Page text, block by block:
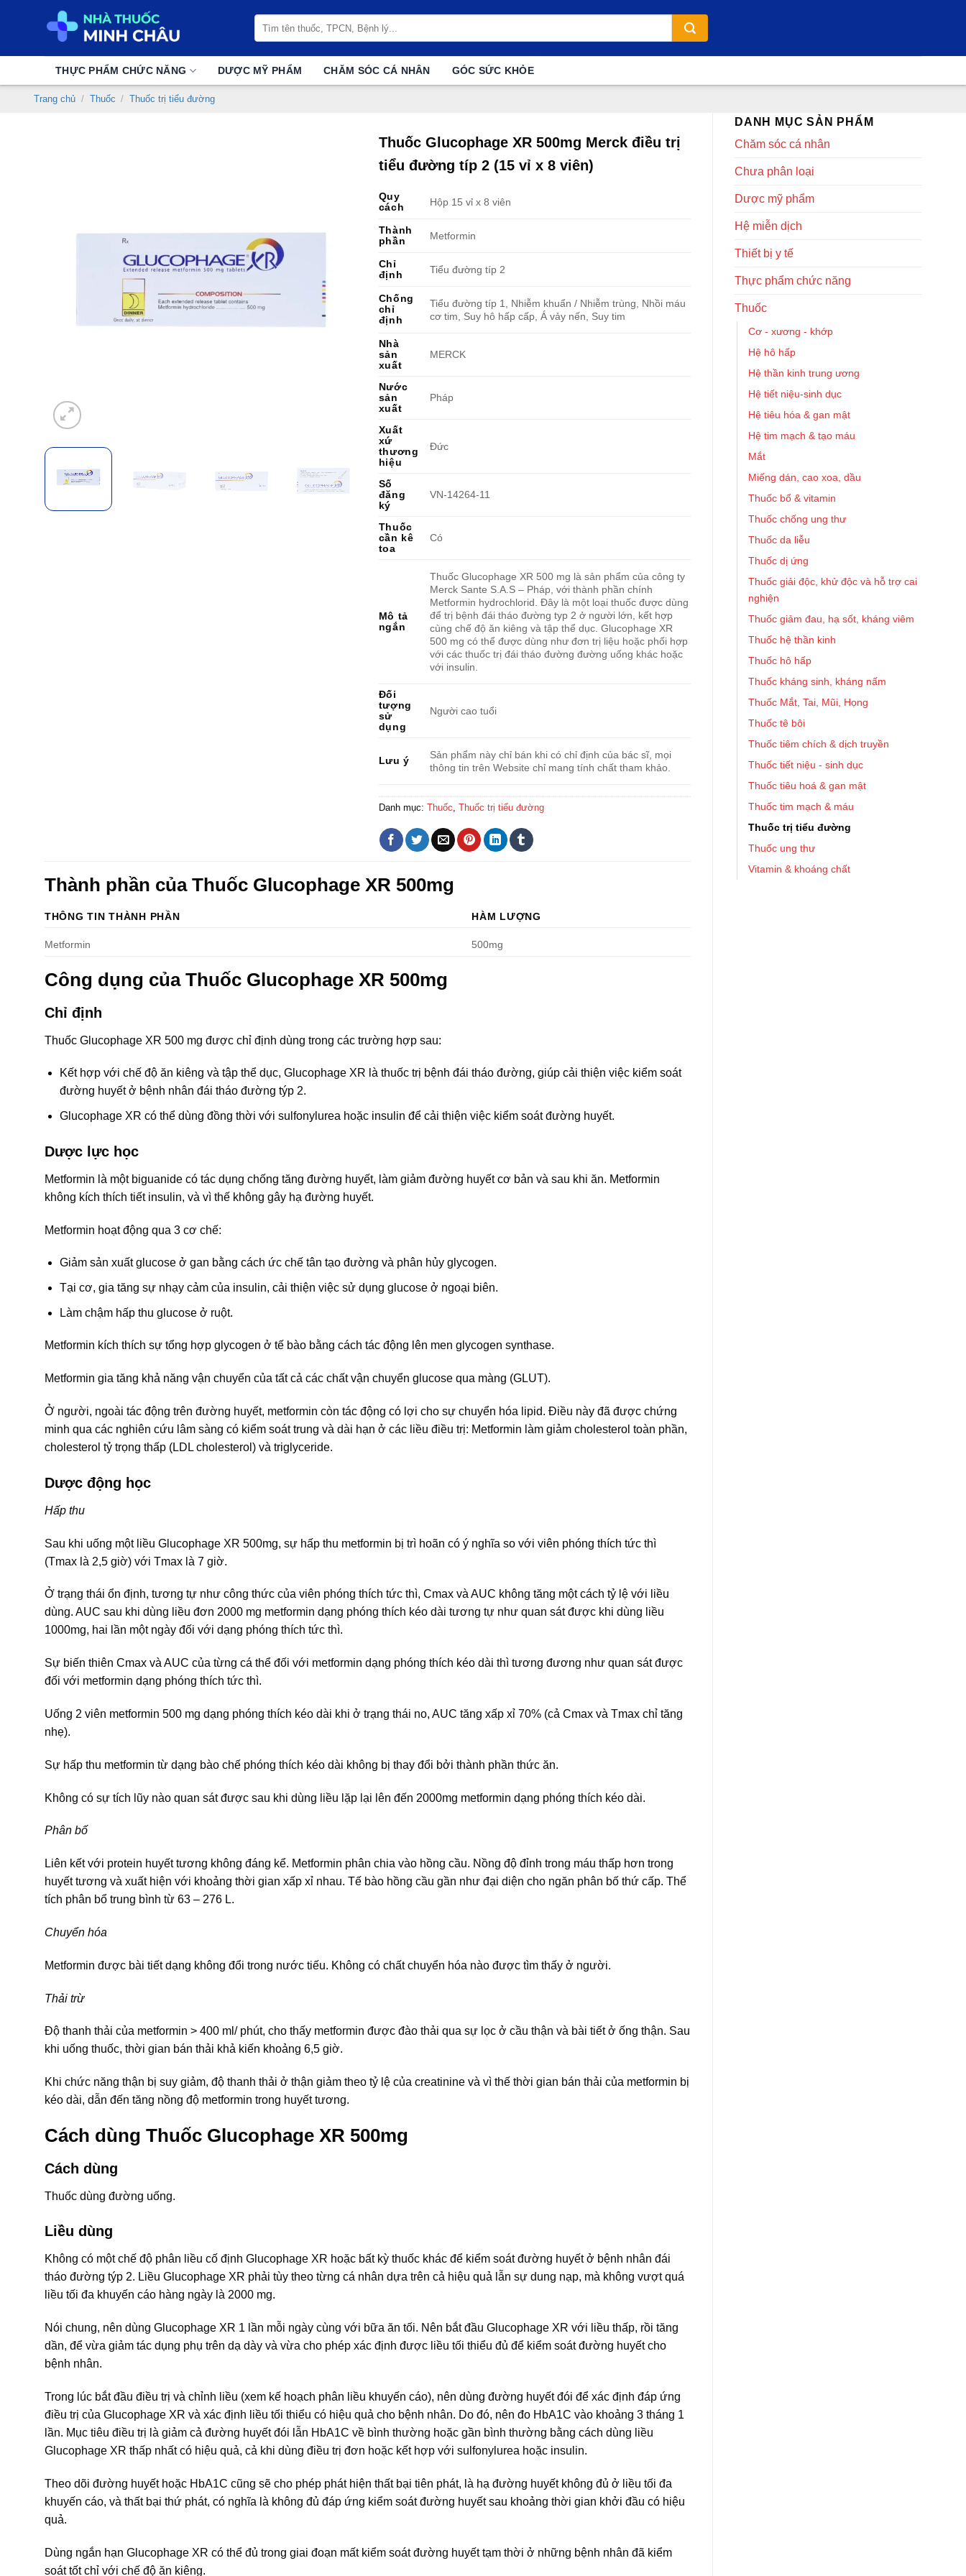
kiếm:
THỰC PHẨM CHỨC NĂNG DƯỢC MỸ PHẨM CHĂM SÓC CÁ NHÂN GÓC SỨC KHỎE
Trang chủ / Thuốc / Thuốc trị tiểu đường
DANH MỤC SẢN PHẨM
Chăm sóc cá nhân
Chưa phân loại
Dược mỹ phẩm
Hệ miễn dịch
Thiết bị y tế
Thực phẩm chức năng
Thuốc
Cơ - xương - khớp
Hệ hô hấp
Hệ thần kinh trung ương
Hệ tiết niệu-sinh dục
Hệ tiêu hóa & gan mật
Hệ tim mạch & tạo máu
Mắt
Miếng dán, cao xoa, dầu
Thuốc bổ & vitamin
Thuốc chống ung thư
Thuốc da liễu
Thuốc dị ứng
Thuốc giải độc, khử độc và hỗ trợ cai
nghiện
Thuốc giảm đau, hạ sốt, kháng viêm
Thuốc hệ thần kinh
Thuốc hô hấp
Thuốc kháng sinh, kháng nấm
Thuốc Mắt, Tai, Mũi, Họng
Thuốc tê bôi
Thuốc tiêm chích & dịch truyền
Thuốc tiết niệu - sinh dục
Thuốc tiêu hoá & gan mật
Thuốc tim mạch & máu
Thuốc trị tiểu đường
Thuốc ung thư
Vitamin & khoáng chất
Thuốc Glucophage XR 500mg Merck điều trị
tiểu đường típ 2 (15 vỉ x 8 viên)
Quy
cách
Hộp 15 vỉ x 8 viên
Thành
phần
Metformin
Chỉ
định
Tiểu đường típ 2
Chống
chỉ
định
Tiểu đường típ 1, Nhiễm khuẩn / Nhiễm trùng, Nhồi máu
cơ tim, Suy hô hấp cấp, Á vảy nến, Suy tim
Nhà
sản
xuất
MERCK
Nước
sản
xuất
Pháp
Xuất
xứ
thương
hiệu
Đức
Số
đăng
ký
VN-14264-11
Thuốc
cần kê
toa
Có
Mô tả
ngắn
Thuốc Glucophage XR 500 mg là sản phẩm của công ty
Merck Sante S.A.S – Pháp, với thành phần chính
Metformin hydrochlorid. Đây là một loại thuốc được dùng
để trị bệnh đái tháo đường typ 2 ở người lớn, kết hợp
cùng chế độ ăn kiêng và tập thể dục. Glucophage XR
500 mg có thể được dùng như đơn trị liệu hoặc phối hợp
với các thuốc trị đái tháo đường đường uống khác hoặc
với insulin.
Đối
tượng
sử
dụng
Người cao tuổi
Lưu ý
Sản phẩm này chỉ bán khi có chỉ định của bác sĩ, mọi
thông tin trên Website chỉ mang tính chất tham khảo.
Danh mục: Thuốc, Thuốc trị tiểu đường
Thành phần của Thuốc Glucophage XR 500mg
THÔNG TIN THÀNH PHẦN HÀM LƯỢNG
Metformin 500mg
Công dụng của Thuốc Glucophage XR 500mg
Chỉ định
Thuốc Glucophage XR 500 mg được chỉ định dùng trong các trường hợp sau:
Kết hợp với chế độ ăn kiêng và tập thể dục, Glucophage XR là thuốc trị bệnh đái tháo đường, giúp cải thiện việc kiểm soát
đường huyết ở bệnh nhân đái tháo đường týp 2.
Glucophage XR có thể dùng đồng thời với sulfonylurea hoặc insulin để cải thiện việc kiểm soát đường huyết.
Dược lực học
Metformin là một biguanide có tác dụng chống tăng đường huyết, làm giảm đường huyết cơ bản và sau khi ăn. Metformin
không kích thích tiết insulin, và vì thế không gây hạ đường huyết.
Metformin hoạt động qua 3 cơ chế:
Giảm sản xuất glucose ở gan bằng cách ức chế tân tạo đường và phân hủy glycogen.
Tại cơ, gia tăng sự nhạy cảm của insulin, cải thiện việc sử dụng glucose ở ngoại biên.
Làm chậm hấp thu glucose ở ruột.
Metformin kích thích sự tổng hợp glycogen ở tế bào bằng cách tác động lên men glycogen synthase.
Metformin gia tăng khả năng vận chuyển của tất cả các chất vận chuyển glucose qua màng (GLUT).
Ở người, ngoài tác động trên đường huyết, metformin còn tác động có lợi cho sự chuyển hóa lipid. Điều này đã được chứng
minh qua các nghiên cứu lâm sàng có kiểm soát trung và dài hạn ở các liều điều trị: Metformin làm giảm cholesterol toàn phần,
cholesterol tỷ trọng thấp (LDL cholesterol) và triglyceride.
Dược động học
Hấp thu
Sau khi uống một liều Glucophage XR 500mg, sự hấp thu metformin bị trì hoãn có ý nghĩa so với viên phóng thích tức thì
(Tmax là 2,5 giờ) với Tmax là 7 giờ.
Ở trạng thái ổn định, tương tự như công thức của viên phóng thích tức thì, Cmax và AUC không tăng một cách tỷ lệ với liều
dùng. AUC sau khi dùng liều đơn 2000 mg metformin dạng phóng thích kéo dài tương tự như quan sát được khi dùng liều
1000mg, hai lần một ngày đối với dạng phóng thích tức thì.
Sự biến thiên Cmax và AUC của từng cá thể đối với metformin dạng phóng thích kéo dài thì tương đương như quan sát được
đối với metformin dạng phóng thích tức thì.
Uống 2 viên metformin 500 mg dạng phóng thích kéo dài khi ở trạng thái no, AUC tăng xấp xỉ 70% (cả Cmax và Tmax chỉ tăng
nhẹ).
Sự hấp thu metformin từ dạng bào chế phóng thích kéo dài không bị thay đổi bởi thành phần thức ăn.
Không có sự tích lũy nào quan sát được sau khi dùng liều lặp lại lên đến 2000mg metformin dạng phóng thích kéo dài.
Phân bố
Liên kết với protein huyết tương không đáng kể. Metformin phân chia vào hồng cầu. Nồng độ đỉnh trong máu thấp hơn trong
huyết tương và xuất hiện với khoảng thời gian xấp xỉ nhau. Tế bào hồng cầu gần như đại diện cho ngăn phân bố thứ cấp. Thể
tích phân bổ trung bình từ 63 – 276 L.
Chuyển hóa
Metformin được bài tiết dạng không đổi trong nước tiếu. Không có chất chuyển hóa nào được tìm thấy ở người.
Thải trừ
Độ thanh thải của metformin > 400 ml/ phút, cho thấy metformin được đào thải qua sự lọc ở cầu thận và bài tiết ở ống thận. Sau
khi uống thuốc, thời gian bán thải khả kiến khoảng 6,5 giờ.
Khi chức năng thận bị suy giảm, độ thanh thải ở thận giảm theo tỷ lệ của creatinine và vì thế thời gian bán thải của metformin bị
kéo dài, dẫn đến tăng nồng độ metformin trong huyết tương.
Cách dùng Thuốc Glucophage XR 500mg
Cách dùng
Thuốc dùng đường uống.
Liều dùng
Không có một chế độ phân liều cố định Glucophage XR hoặc bất kỳ thuốc khác để kiểm soát đường huyết ở bệnh nhân đái
tháo đường týp 2. Liều Glucophage XR phải tùy theo từng cá nhân dựa trên cả hiệu quả lẫn sự dung nạp, mà không vượt quá
liều tối đa khuyến cáo hàng ngày là 2000 mg.
Nói chung, nên dùng Glucophage XR 1 lần mỗi ngày cùng với bữa ăn tối. Nên bắt đầu Glucophage XR với liều thấp, rồi tăng
dần, để vừa giảm tác dụng phụ trên dạ dày và vừa cho phép xác định được liều tối thiểu đủ để kiểm soát đường huyết cho
bệnh nhân.
Trong lúc bắt đầu điều trị và chỉnh liều (xem kế hoạch phân liều khuyến cáo), nên dùng đường huyết đói để xác định đáp ứng
điều trị của Glucophage XR và xác định liều tối thiểu có hiệu quả cho bệnh nhân. Do đó, nên đo HbA1C vào khoảng 3 tháng 1
lần. Mục tiêu điều trị là giảm cả đường huyết đói lẫn HbA1C về bình thường hoặc gần bình thường bằng cách dùng liều
Glucophage XR thấp nhất có hiệu quả, cả khi dùng điều trị đơn hoặc kết hợp với sulfonylurea hoặc insulin.
Theo dõi đường huyết hoặc HbA1C cũng sẽ cho phép phát hiện thất bại tiên phát, là hạ đường huyết không đủ ở liều tối đa
khuyến cáo, và thất bại thứ phát, có nghĩa là không đủ đáp ứng kiểm soát đường huyết sau khoảng thời gian khởi đầu có hiệu
quả.
Dùng ngắn hạn Glucophage XR có thể đủ trong giai đoạn mất kiểm soát đường huyết tạm thời ở những bệnh nhân đã kiểm
soát tốt chỉ với chế độ ăn kiêng.